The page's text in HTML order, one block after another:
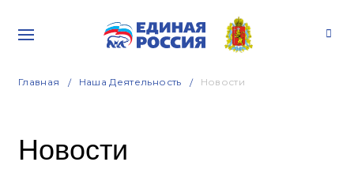
Главная Наша Деятельность Новости
Новости